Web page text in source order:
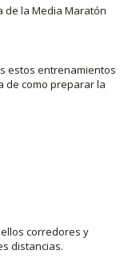
de la Media Maratón
estos entrenamientos
de como preparar la
corredores y
distancias.